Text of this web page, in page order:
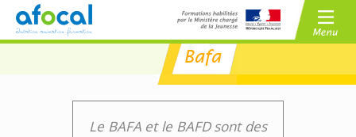
BAFA
BPJEPS
/
CPJEPS
Bafa
Le BAFA et le BAFD sont des